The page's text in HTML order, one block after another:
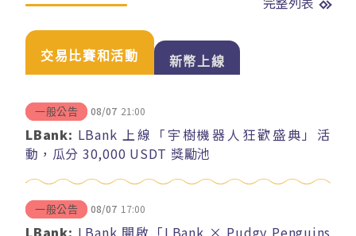
交易比賽和活動 新幣上線
一般公告 08/07 21:00
LBank: LBank 上線「宇樹機器人狂歡盛典」活
動，瓜分 30,000 USDT 獎勵池
一般公告 08/07 17:00
LBank: LBank 開啟「LBank × Pudgy Penguins